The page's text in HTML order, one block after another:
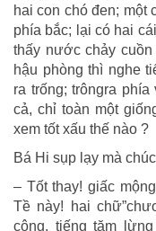
hai con chó đen; một
phía bắc; lại có hai
thấy nước chảy
hậu phòng thì nghe
ra trống; trôngra
cả, chỉ toàn một
xem tốt xấu thế nào ?
Bá Hi sụp lạy mà
– Tốt thay! giấc
Tề này! hai
công, tiếng tăm